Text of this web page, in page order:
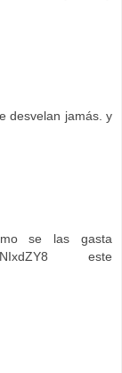
desvelan jamás. y
se las gasta
este